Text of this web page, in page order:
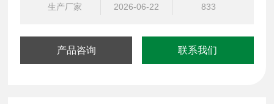
4、检测稳定精准：yuan装进口处理芯片及传感器，检测
生产厂家
2026-06-22
833
产品咨询 联系我们